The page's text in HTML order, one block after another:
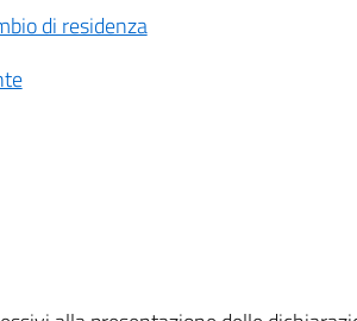
di residenza